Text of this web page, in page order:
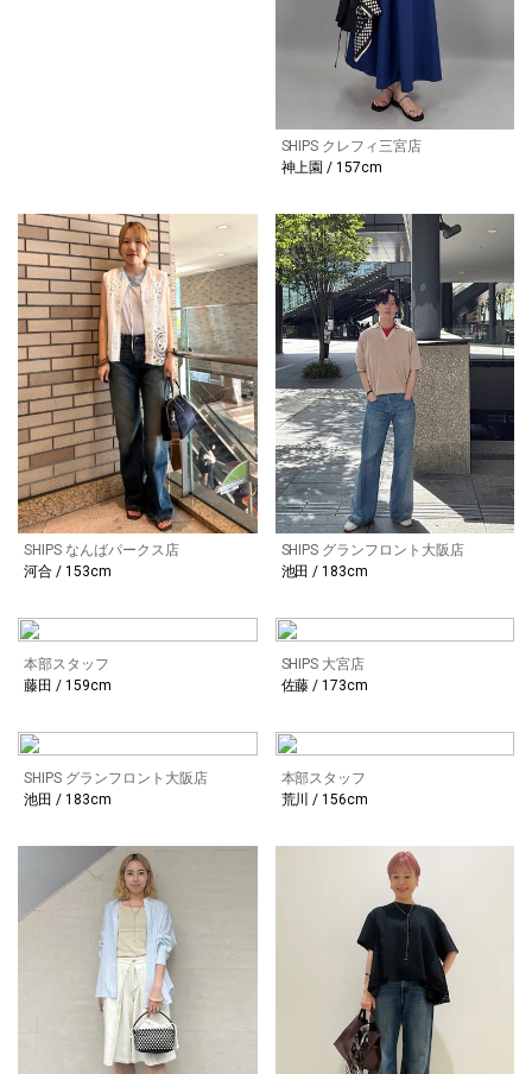
SHIPS クレフィ三宮店
神上園 / 157cm
SHIPS なんばパークス店
河合 / 153cm
SHIPS グランフロント大阪店
池田 / 183cm
本部スタッフ
藤田 / 159cm
SHIPS 大宮店
佐藤 / 173cm
SHIPS グランフロント大阪店
池田 / 183cm
本部スタッフ
荒川 / 156cm